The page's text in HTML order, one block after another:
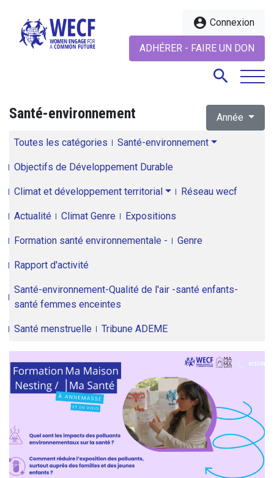
account_circle Connexion
ADHÉRER - FAIRE UN DON
search
Santé-environnement Année
Toutes les catégories Santé-environnement
Objectifs de Développement Durable
Climat et développement territorial Réseau wecf
Actualité Climat Genre Expositions
Formation santé environnementale - Genre
Rapport d'activité
Santé-environnement-Qualité de l'air -santé enfants-
santé femmes enceintes
Santé menstruelle Tribune ADEME